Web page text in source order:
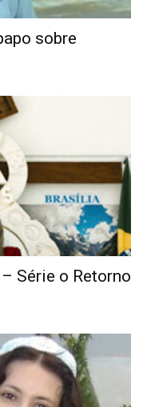
sobre
Série o Retorno